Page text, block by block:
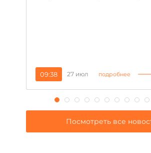
09:38 27 июл подробнее
Посмотреть все